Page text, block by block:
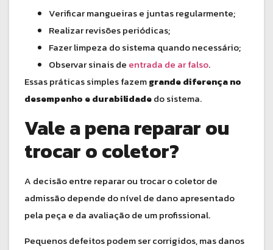
Verificar mangueiras e juntas regularmente;
Realizar revisões periódicas;
Fazer limpeza do sistema quando necessário;
Observar sinais de entrada de ar falso.
Essas práticas simples fazemgrande diferença no
desempenho e durabilidadedo sistema.
Vale a pena reparar ou
trocar o coletor?
A decisão entre reparar ou trocar o coletor de
admissão depende do nível de dano apresentado
pela peça e da avaliação de um profissional.
Pequenos defeitos podem ser corrigidos, mas danos